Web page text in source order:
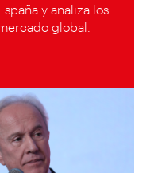
y analiza los
global.